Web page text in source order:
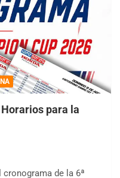
Horarios para la
de la 6ª